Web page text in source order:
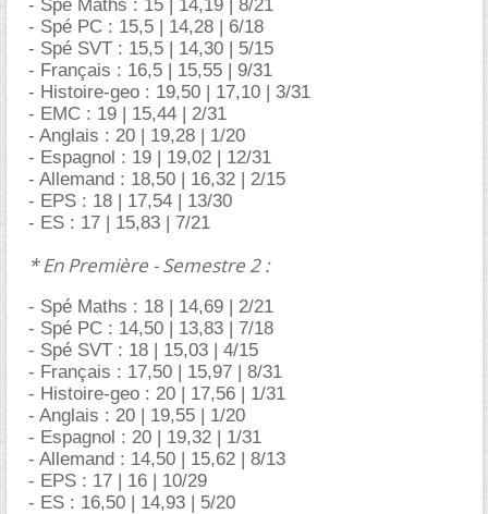
- Spé Maths : 15 | 14,19 | 8/21
- Spé PC : 15,5 | 14,28 | 6/18
- Spé SVT : 15,5 | 14,30 | 5/15
- Français : 16,5 | 15,55 | 9/31
- Histoire-geo : 19,50 | 17,10 | 3/31
- EMC : 19 | 15,44 | 2/31
- Anglais : 20 | 19,28 | 1/20
- Espagnol : 19 | 19,02 | 12/31
- Allemand : 18,50 | 16,32 | 2/15
- EPS : 18 | 17,54 | 13/30
- ES : 17 | 15,83 | 7/21
* En Première - Semestre 2 :
- Spé Maths : 18 | 14,69 | 2/21
- Spé PC : 14,50 | 13,83 | 7/18
- Spé SVT : 18 | 15,03 | 4/15
- Français : 17,50 | 15,97 | 8/31
- Histoire-geo : 20 | 17,56 | 1/31
- Anglais : 20 | 19,55 | 1/20
- Espagnol : 20 | 19,32 | 1/31
- Allemand : 14,50 | 15,62 | 8/13
- EPS : 17 | 16 | 10/29
- ES : 16,50 | 14,93 | 5/20